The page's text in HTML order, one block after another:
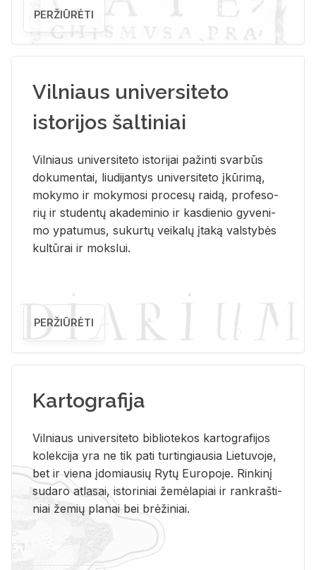
PERŽIŪRĖTI
Vilniaus universiteto
istorijos šaltiniai
Vil­niaus uni­ver­si­te­to is­to­ri­jai pa­žin­ti svar­būs
do­ku­men­tai, liu­di­jan­tys uni­ver­si­te­to įkū­ri­mą,
mo­ky­mo ir mo­ky­mo­si pro­ce­sų rai­dą, pro­fe­so­
rių ir stu­den­tų aka­de­mi­nio ir kas­die­nio gy­ve­ni­
mo ypa­tu­mus, su­kur­tų vei­ka­lų įta­ką vals­ty­bės
kul­tū­rai ir moks­lui.
PERŽIŪRĖTI
Kartografija
Vil­niaus uni­ver­si­te­to bi­b­lio­te­kos kar­to­gra­fi­jos
ko­lek­ci­ja yra ne tik pati tur­tin­giau­sia Lie­tu­vo­je,
bet ir vie­na įdo­miau­sių Rytų Eu­ro­po­je. Rin­ki­nį
su­da­ro at­la­sai, is­to­ri­niai že­mė­la­piai ir rank­raš­ti­
niai že­mių pla­nai bei brė­ži­niai.